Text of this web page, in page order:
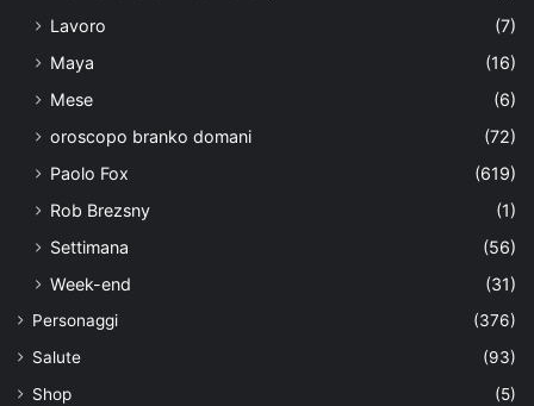
Lavoro
(7)
Maya
(16)
Mese
(6)
oroscopo branko domani
(72)
Paolo Fox
(619)
Rob Brezsny
(1)
Settimana
(56)
Week-end
(31)
Personaggi
(376)
Salute
(93)
Shop
(5)